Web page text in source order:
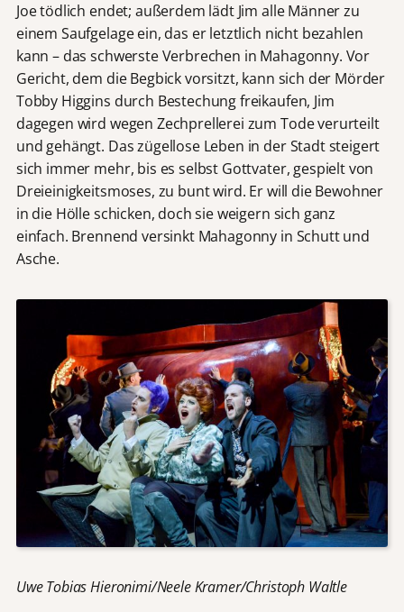
Joe tödlich endet; außerdem lädt Jim alle Männer zu
einem Saufgelage ein, das er letztlich nicht bezahlen
kann – das schwerste Verbrechen in Mahagonny. Vor
Gericht, dem die Begbick vorsitzt, kann sich der Mörder
Tobby Higgins durch Bestechung freikaufen, Jim
dagegen wird wegen Zechprellerei zum Tode verurteilt
und gehängt. Das zügellose Leben in der Stadt steigert
sich immer mehr, bis es selbst Gottvater, gespielt von
Dreieinigkeitsmoses, zu bunt wird. Er will die Bewohner
in die Hölle schicken, doch sie weigern sich ganz
einfach. Brennend versinkt Mahagonny in Schutt und
Asche.
Uwe Tobias Hieronimi/Neele Kramer/Christoph Waltle